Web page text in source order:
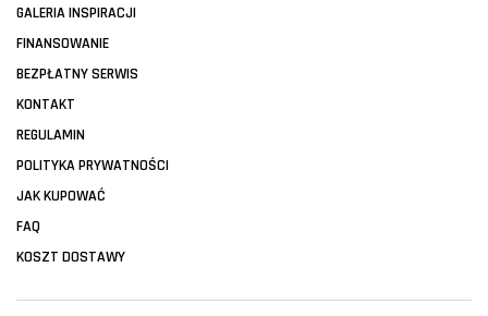
GALERIA INSPIRACJI
FINANSOWANIE
BEZPŁATNY SERWIS
KONTAKT
REGULAMIN
POLITYKA PRYWATNOŚCI
JAK KUPOWAĆ
FAQ
KOSZT DOSTAWY